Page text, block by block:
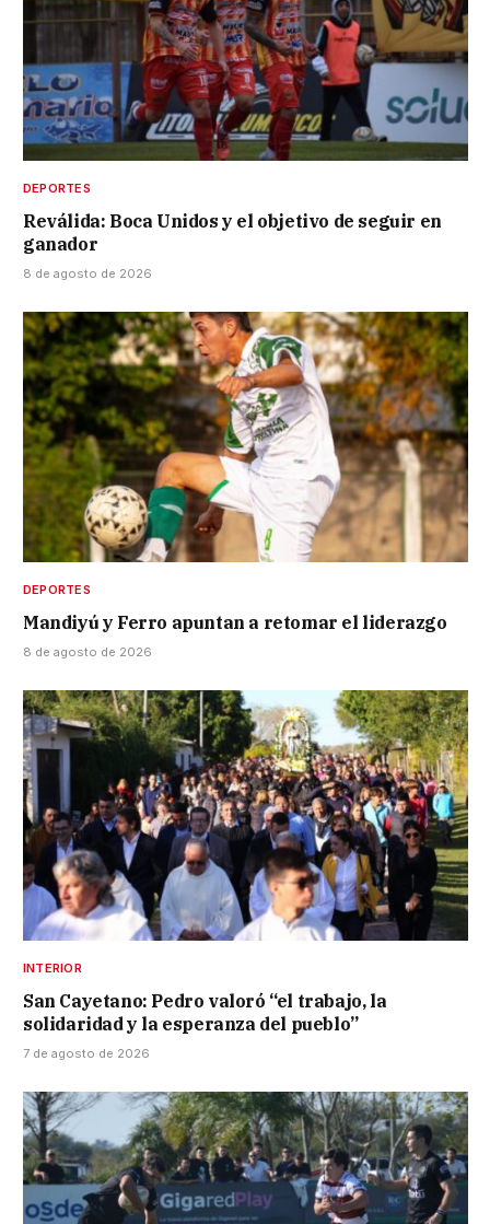
DEPORTES
Reválida: Boca Unidos y el objetivo de seguir en
ganador
8 de agosto de 2026
DEPORTES
Mandiyú y Ferro apuntan a retomar el liderazgo
8 de agosto de 2026
INTERIOR
San Cayetano: Pedro valoró “el trabajo, la
solidaridad y la esperanza del pueblo”
7 de agosto de 2026